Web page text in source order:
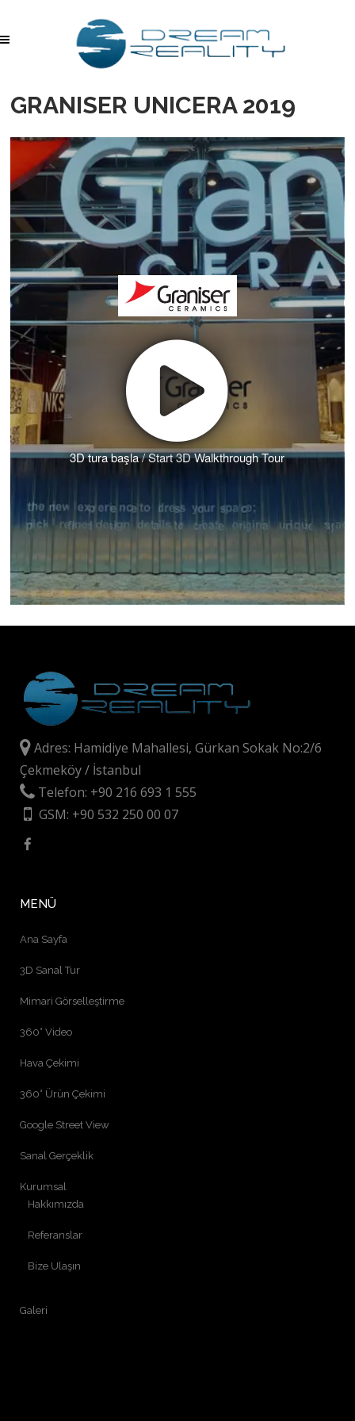
GRANISER UNICERA 2019
3D tura başla / Start 3D Walkthrough Tour
Adres: Hamidiye Mahallesi, Gürkan Sokak No:2/6
Çekmeköy / İstanbul
Telefon: +90 216 693 1 555
GSM: +90 532 250 00 07
MENÜ
Ana Sayfa
3D Sanal Tur
Mimari Görselleştirme
360° Video
Hava Çekimi
360° Ürün Çekimi
Google Street View
Sanal Gerçeklik
Kurumsal
Hakkımızda
Referanslar
Bize Ulaşın
Galeri